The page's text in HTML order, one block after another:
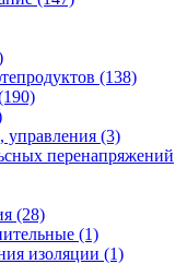
(138)
управления (3)
перенапряжений
(28)
(1)
изоляции (1)